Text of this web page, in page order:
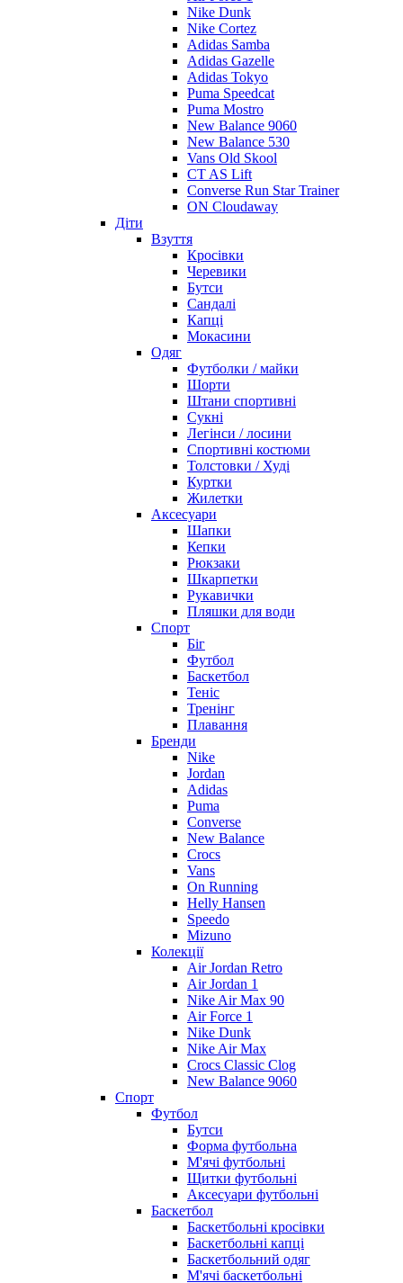
Nike Dunk
Nike Cortez
Adidas Samba
Adidas Gazelle
Adidas Tokyo
Puma Speedcat
Puma Mostro
New Balance 9060
New Balance 530
Vans Old Skool
CT AS Lift
Converse Run Star Trainer
ON Cloudaway
Діти
Взуття
Кросівки
Черевики
Бутси
Сандалі
Капці
Мокасини
Одяг
Футболки / майки
Шорти
Штани спортивні
Сукні
Легінси / лосини
Спортивні костюми
Толстовки / Худі
Куртки
Жилетки
Аксесуари
Шапки
Кепки
Рюкзаки
Шкарпетки
Рукавички
Пляшки для води
Спорт
Біг
Футбол
Баскетбол
Теніс
Тренінг
Плавання
Бренди
Nike
Jordan
Adidas
Puma
Converse
New Balance
Crocs
Vans
On Running
Helly Hansen
Speedo
Mizuno
Колекції
Air Jordan Retro
Air Jordan 1
Nike Air Max 90
Air Force 1
Nike Dunk
Nike Air Max
Crocs Classic Clog
New Balance 9060
Спорт
Футбол
Бутси
Форма футбольна
М'ячі футбольні
Щитки футбольні
Аксесуари футбольні
Баскетбол
Баскетбольні кросівки
Баскетбольні капці
Баскетбольний одяг
М'ячі баскетбольні